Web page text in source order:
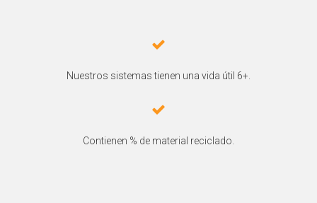
Nuestros sistemas tienen una vida útil 6+.
Contienen % de material reciclado.